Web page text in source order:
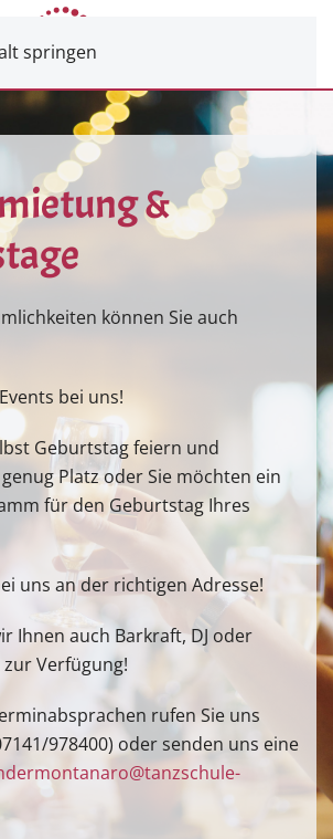
springen
&
können Sie auch
bei uns!
Geburtstag feiern und
Platz oder Sie möchten ein
für den Geburtstag Ihres
uns an der richtigen Adresse!
Ihnen auch Barkraft, DJ oder
Verfügung!
rufen Sie uns
978400) oder senden uns eine